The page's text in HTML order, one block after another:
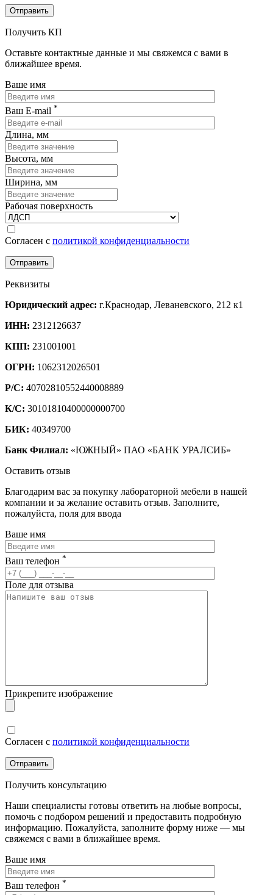
Получить КП
Оставьте контактные данные и мы свяжемся с вами в
ближайшее время.
Ваше имя
Ваш E-mail *
Длина, мм
Высота, мм
Ширина, мм
Рабочая поверхность
Согласен с политикой конфиденциальности
Реквизиты
Юридический адрес: г.Краснодар, Леваневского, 212 к1
ИНН: 2312126637
КПП: 231001001
ОГРН: 1062312026501
Р/С: 40702810552440008889
К/С: 30101810400000000700
БИК: 40349700
Банк Филиал: «ЮЖНЫЙ» ПАО «БАНК УРАЛСИБ»
Оставить отзыв
Благодарим вас за покупку лабораторной мебели в нашей
компании и за желание оставить отзыв. Заполните,
пожалуйста, поля для ввода
Ваше имя
Ваш телефон *
Поле для отзыва
Прикрепите изображение
Согласен с политикой конфиденциальности
Получить консультацию
Наши специалисты готовы ответить на любые вопросы,
помочь с подбором решений и предоставить подробную
информацию. Пожалуйста, заполните форму ниже — мы
свяжемся с вами в ближайшее время.
Ваше имя
Ваш телефон *